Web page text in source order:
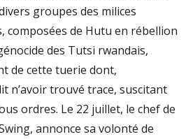
groupes des milices
composées de Hutu en rébellion
des Tutsi rwandais,
de cette tuerie dont,
n’avoir trouvé trace, suscitant
ordres. Le 22 juillet, le chef de
annonce sa volonté de